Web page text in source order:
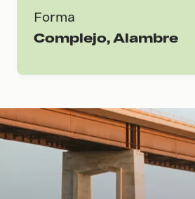
Forma
Complejo, Alambre